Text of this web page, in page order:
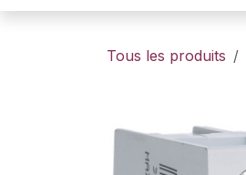
Tous les produits